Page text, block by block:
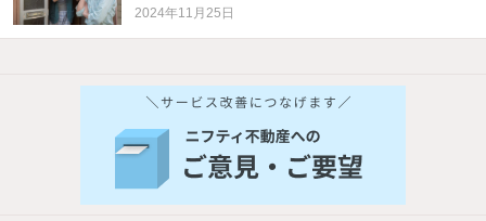
2024年11月25日
他の人はこんな条件で絞り込んでいます！
バス・トイレ別 2階以上
駐車場あり ペット相談
新着物件メール通知
ご希望の条件の物件が見つかり次第、メ